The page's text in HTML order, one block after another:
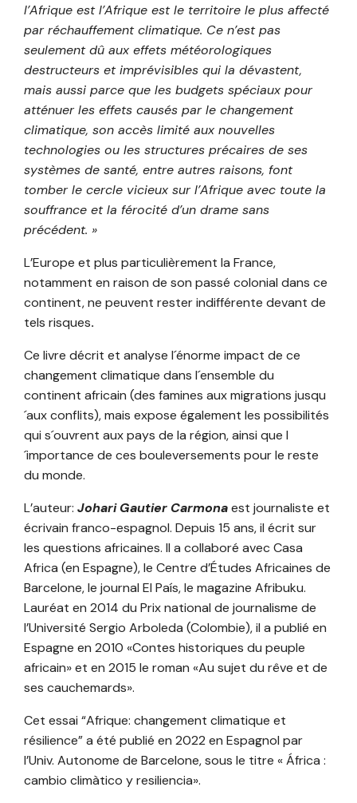
l’Afrique est l’Afrique est le territoire le plus affecté
par réchauffement climatique. Ce n’est pas
seulement dû aux effets météorologiques
destructeurs et imprévisibles qui la dévastent,
mais aussi parce que les budgets spéciaux pour
atténuer les effets causés par le changement
climatique, son accès limité aux nouvelles
technologies ou les structures précaires de ses
systèmes de santé, entre autres raisons, font
tomber le cercle vicieux sur l’Afrique avec toute la
souffrance et la férocité d’un drame sans
précédent. »
L’Europe et plus particulièrement la France,
notamment en raison de son passé colonial dans ce
continent, ne peuvent rester indifférente devant de
tels risques.
Ce livre décrit et analyse l´énorme impact de ce
changement climatique dans l´ensemble du
continent africain (des famines aux migrations jusqu
´aux conflits), mais expose également les possibilités
qui s´ouvrent aux pays de la région, ainsi que l
´importance de ces bouleversements pour le reste
du monde.
L’auteur: Johari Gautier Carmonaest journaliste et
écrivain franco-espagnol. Depuis 15 ans, il écrit sur
les questions africaines. Il a collaboré avec Casa
Africa (en Espagne), le Centre d’Études Africaines de
Barcelone, le journal El País, le magazine Afribuku.
Lauréat en 2014 du Prix national de journalisme de
l’Université Sergio Arboleda (Colombie), il a publié en
Espagne en 2010 «Contes historiques du peuple
africain» et en 2015 le roman «Au sujet du rêve et de
ses cauchemards».
Cet essai “Afrique: changement climatique et
résilience” a été publié en 2022 en Espagnol par
l’Univ. Autonome de Barcelone, sous le titre « África :
cambio climàtico y resiliencia».